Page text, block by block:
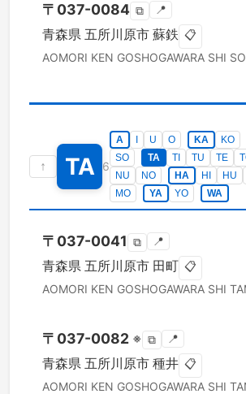
〒 037-0084 ⧉ 📍
青森県 五所川原市 蘇鉄 📋
AOMORI KEN GOSHOGAWARA SHI
↑ TA 6
A U O KA KO
SO
TA TI TU TE
NU
NO HA HI HU
MO
YA YO WA
〒 037-0041 ⧉ 📍
青森県 五所川原市 田町 📋
AOMORI KEN GOSHOGAWARA SHI
〒 037-0082 ※ ⧉ 📍
青森県 五所川原市 種井 📋
AOMORI KEN GOSHOGAWARA SHI